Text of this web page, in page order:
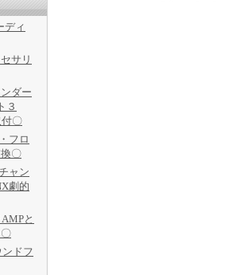
ディ
サリ
ダー
３
〇
フロ
〇
ャン
劇的
と
ドフ